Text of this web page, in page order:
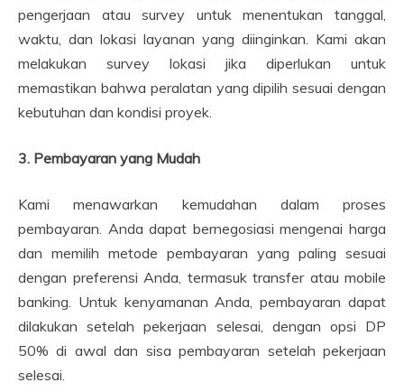
pengerjaan atau survey untuk menentukan tanggal,
waktu, dan lokasi layanan yang diinginkan. Kami akan
melakukan survey lokasi jika diperlukan untuk
memastikan bahwa peralatan yang dipilih sesuai dengan
kebutuhan dan kondisi proyek.
3. Pembayaran yang Mudah
Kami menawarkan kemudahan dalam proses
pembayaran. Anda dapat bernegosiasi mengenai harga
dan memilih metode pembayaran yang paling sesuai
dengan preferensi Anda, termasuk transfer atau mobile
banking. Untuk kenyamanan Anda, pembayaran dapat
dilakukan setelah pekerjaan selesai, dengan opsi DP
50% di awal dan sisa pembayaran setelah pekerjaan
selesai.